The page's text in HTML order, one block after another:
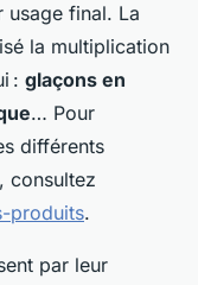
usage final. La
la multiplication
: glaçons en
… Pour
différents
consultez
produits.
par leur